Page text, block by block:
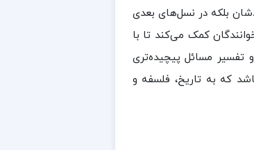
بلکه در نسل‌های بعدی
کمک می‌کند تا با
تفسیر مسائل پیچیده‌تری
که به تاریخ، فلسفه و